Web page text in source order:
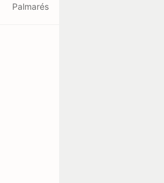
Palmarés